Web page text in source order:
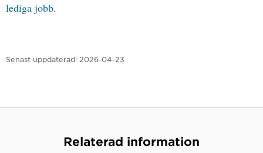
lediga jobb.
Senast uppdaterad: 2026-04-23
Relaterad information